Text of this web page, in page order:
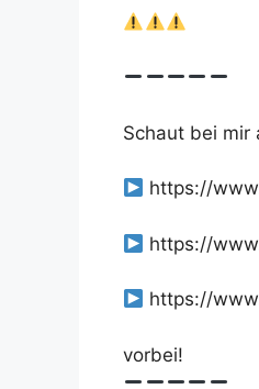
Schaut bei mir
https://
https://
https://
vorbei!